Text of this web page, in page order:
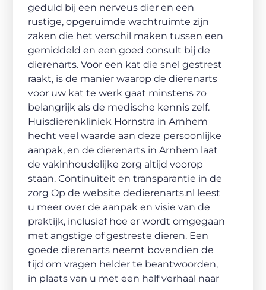
geduld bij een nerveus dier en een
rustige, opgeruimde wachtruimte zijn
zaken die het verschil maken tussen een
gemiddeld en een goed consult bij de
dierenarts. Voor een kat die snel gestrest
raakt, is de manier waarop de dierenarts
voor uw kat te werk gaat minstens zo
belangrijk als de medische kennis zelf.
Huisdierenkliniek Hornstra in Arnhem
hecht veel waarde aan deze persoonlijke
aanpak, en de dierenarts in Arnhem laat
de vakinhoudelijke zorg altijd voorop
staan. Continuïteit en transparantie in de
zorg Op de website dedierenarts.nl leest
u meer over de aanpak en visie van de
praktijk, inclusief hoe er wordt omgegaan
met angstige of gestreste dieren. Een
goede dierenarts neemt bovendien de
tijd om vragen helder te beantwoorden,
in plaats van u met een half verhaal naar